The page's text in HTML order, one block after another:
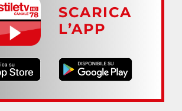
SCARICA
L’APP